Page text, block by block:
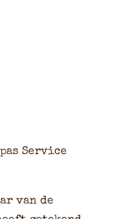
Service
van de